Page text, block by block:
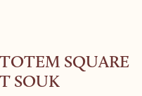
SQUARE
SOUK